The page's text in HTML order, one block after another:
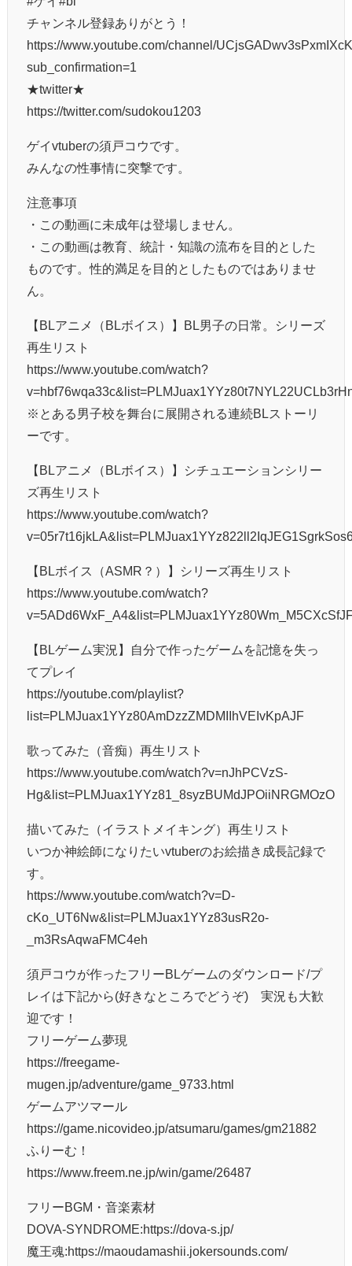
チャンネル登録ありがとう！
https://www.youtube.com/channel/
sub_confirmation=1
★twitter★
https://twitter.com/sudokou1203
ゲイvtuberの須戸コウです。
みんなの性事情に突撃です。
注意事項
・この動画に未成年は登場しません。
・この動画は教育、統計・知識の流布を目的とした
ものです。性的満足を目的としたものではありませ
ん。
【BLアニメ（BLボイス）】BL男子の日常。シリーズ
再生リスト
https://www.youtube.com/watch?
※とある男子校を舞台に展開される連続BLストーリ
ーです。
【BLアニメ（BLボイス）】シチュエーションシリー
ズ再生リスト
https://www.youtube.com/watch?
【BLボイス（ASMR？）】シリーズ再生リスト
https://www.youtube.com/watch?
【BLゲーム実況】自分で作ったゲームを記憶を失っ
てプレイ
https://youtube.com/playlist?
list=PLMJuax1YYz80AmDzzZMDMIIhVEIvKpAJF
歌ってみた（音痴）再生リスト
https://www.youtube.com/watch?v=nJhPCVzS-
Hg&list=PLMJuax1YYz81_8syzBUMdJPOiiNRGMOzO
描いてみた（イラストメイキング）再生リスト
いつか神絵師になりたいvtuberのお絵描き成長記録で
す。
https://www.youtube.com/watch?v=D-
cKo_UT6Nw&list=PLMJuax1YYz83usR2o-
_m3RsAqwaFMC4eh
須戸コウが作ったフリーBLゲームのダウンロード/プ
レイは下記から(好きなところでどうぞ) 実況も大歓
迎です！
フリーゲーム夢現
https://freegame-
mugen.jp/adventure/game_9733.html
ゲームアツマール
https://game.nicovideo.jp/atsumaru/games/gm21882
ふりーむ！
https://www.freem.ne.jp/win/game/26487
フリーBGM・音楽素材
DOVA-SYNDROME:https://dova-s.jp/
魔王魂:https://maoudamashii.jokersounds.com/